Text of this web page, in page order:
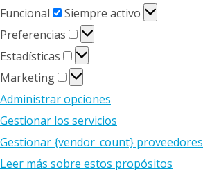
Funcional
Funcional
Siempre activo
Preferencias
Preferencias
Estadísticas
Estadísticas
Marketing
Marketing
Administrar opciones
Gestionar los servicios
Gestionar {vendor_count} proveedores
Leer más sobre estos propósitos